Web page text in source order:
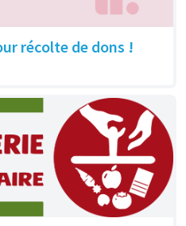
récolte de dons !